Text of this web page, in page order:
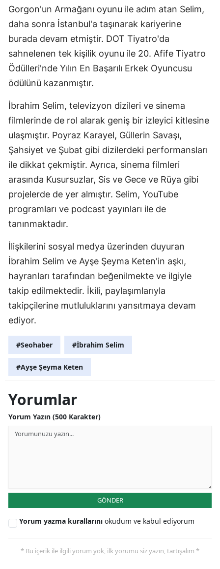
Gorgon'un Armağanı oyunu ile adım atan Selim,
daha sonra İstanbul'a taşınarak kariyerine
burada devam etmiştir. DOT Tiyatro'da
sahnelenen tek kişilik oyunu ile 20. Afife Tiyatro
Ödülleri'nde Yılın En Başarılı Erkek Oyuncusu
ödülünü kazanmıştır.
İbrahim Selim, televizyon dizileri ve sinema
filmlerinde de rol alarak geniş bir izleyici kitlesine
ulaşmıştır. Poyraz Karayel, Güllerin Savaşı,
Şahsiyet ve Şubat gibi dizilerdeki performansları
ile dikkat çekmiştir. Ayrıca, sinema filmleri
arasında Kusursuzlar, Sis ve Gece ve Rüya gibi
projelerde de yer almıştır. Selim, YouTube
programları ve podcast yayınları ile de
tanınmaktadır.
İlişkilerini sosyal medya üzerinden duyuran
İbrahim Selim ve Ayşe Şeyma Keten'in aşkı,
hayranları tarafından beğenilmekte ve ilgiyle
takip edilmektedir. İkili, paylaşımlarıyla
takipçilerine mutluluklarını yansıtmaya devam
ediyor.
#Seohaber #İbrahim Selim
#Ayşe Şeyma Keten
Yorumlar
Yorum Yazın (500 Karakter)
GÖNDER
Yorum yazma kurallarını okudum ve kabul ediyorum
* Bu içerik ile ilgili yorum yok, ilk yorumu siz yazın, tartışalım *